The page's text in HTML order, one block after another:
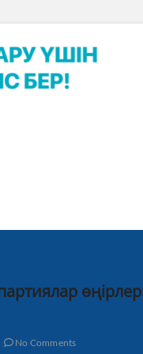
No Comments